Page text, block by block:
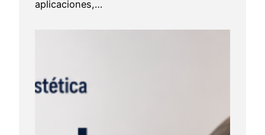
aplicaciones,…